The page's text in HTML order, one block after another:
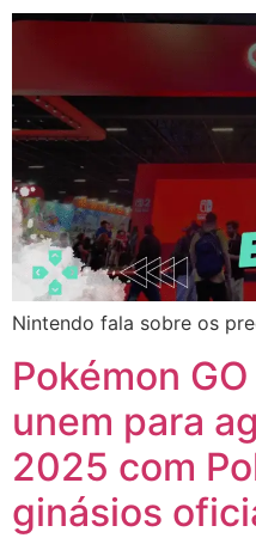
Nintendo fala sobre os
Pokémon
unem para
2025 com
ginásios